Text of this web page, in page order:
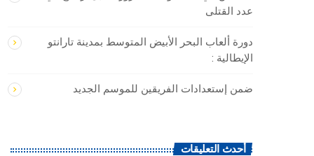
عدد القتلى
دورة ألعاب البحر الأبيض المتوسط بمدينة تارانتو
الإيطالية :
ضمن إستعدادات الفريقين للموسم الجديد
أحدث التعليقات